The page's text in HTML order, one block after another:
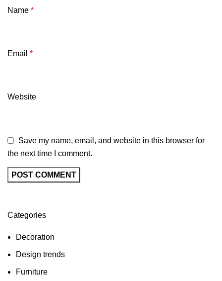
Name *
Email *
Website
Save my name, email, and website in this browser for
the next time I comment.
Categories
Decoration
Design trends
Furniture